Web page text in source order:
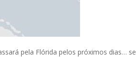
pela Flórida pelos próximos dias… se